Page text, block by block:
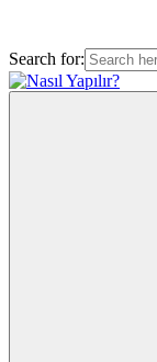
Search for:
Skip
to